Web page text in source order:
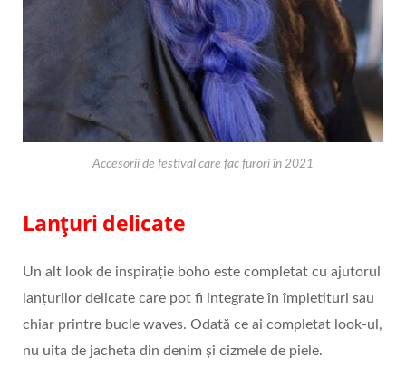
Accesorii de festival care fac furori în 2021
Lanțuri delicate
Un alt look de inspirație boho este completat cu ajutorul
lanțurilor delicate care pot fi integrate în împletituri sau
chiar printre bucle waves. Odată ce ai completat look-ul,
nu uita de jacheta din denim și cizmele de piele.